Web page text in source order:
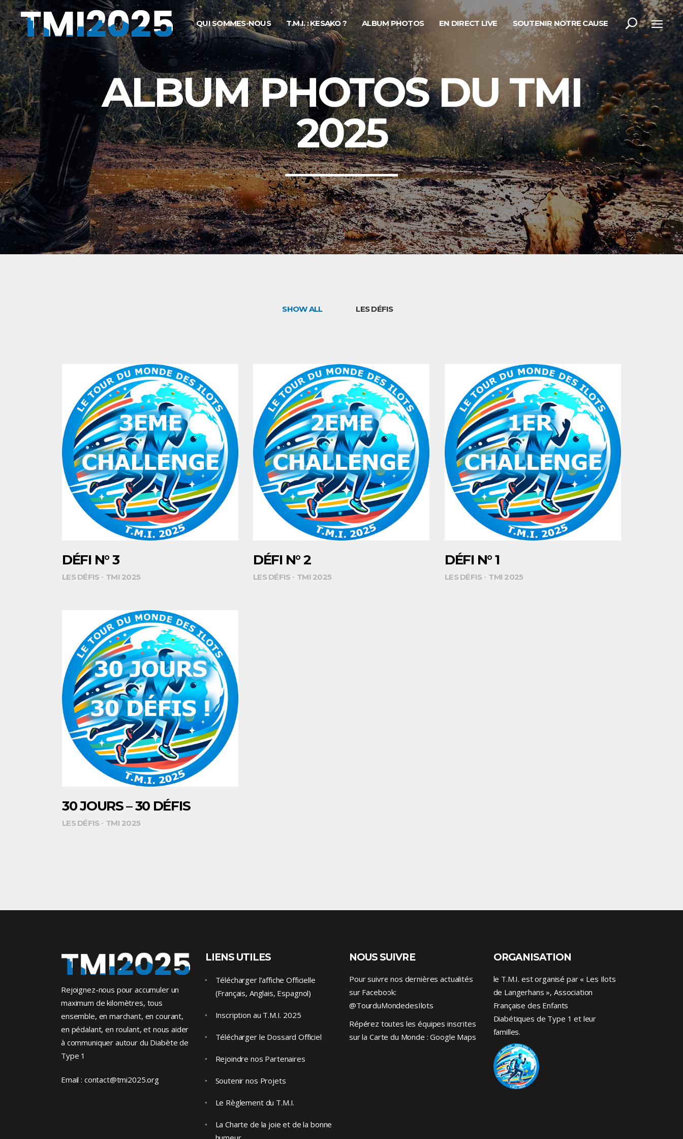
QUI SOMMES-NOUS T.M.I. : KESAKO ? ALBUM PHOTOS EN DIRECT LIVE SOUTENIR NOTRE CAUSE
ALBUM PHOTOS DU TMI
2025
SHOW ALL LES DÉFIS
DÉFI N° 3
LES DÉFIS TMI 2025
DÉFI N° 2
LES DÉFIS TMI 2025
DÉFI N° 1
LES DÉFIS TMI 2025
30 JOURS – 30 DÉFIS
LES DÉFIS TMI 2025
Rejoignez-nous pour accumuler un
maximum de kilomètres, tous
ensemble, en marchant, en courant,
en pédalant, en roulant, et nous aider
à communiquer autour du Diabète de
Type 1
Email : contact@tmi2025.org
LIENS UTILES
Télécharger l’affiche Officielle
(Français, Anglais, Espagnol)
Inscription au T.M.I. 2025
Télécharger le Dossard Officiel
Rejoindre nos Partenaires
Soutenir nos Projets
Le Règlement du T.M.I.
La Charte de la joie et de la bonne
NOUS SUIVRE
Pour suivre nos dernières actualités
sur Facebook:
@TourduMondedesIlots
Répérez toutes les équipes inscrites
sur la Carte du Monde :Google Maps
ORGANISATION
le T.M.I. est organisé par « Les Ilots
de Langerhans », Association
Française des Enfants
Diabétiques de Type 1 et leur
familles.